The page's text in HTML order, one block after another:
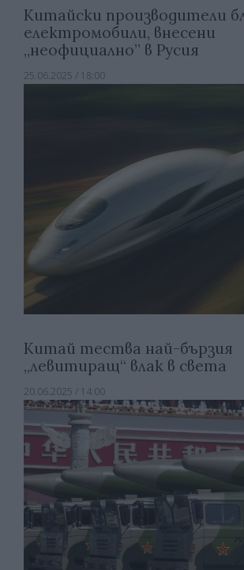
Китайски производители
електромобили, внесени
„неофициално” в Русия
25.06.2025 / 18:00
Китай тества най-бързия
„левитиращ“ влак в света
20.06.2025 / 14:00